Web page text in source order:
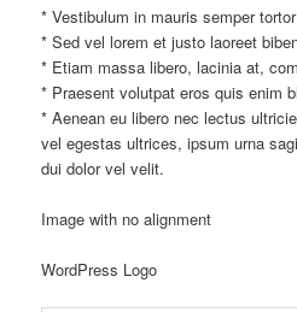
* Vestibulum in mauris semper
* Sed vel lorem et justo laoreet
* Etiam massa libero, lacinia at,
* Praesent volutpat eros quis enim
* Aenean eu libero nec lectus
vel egestas ultrices, ipsum urna
dui dolor vel velit.
Image with no alignment
WordPress Logo